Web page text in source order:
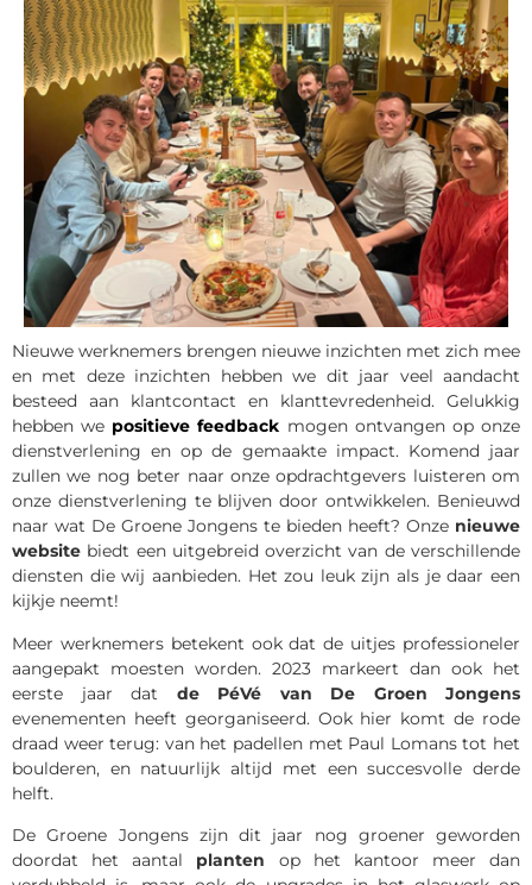
Nieuwe werknemers brengen nieuwe inzichten met zich mee
en met deze inzichten hebben we dit jaar veel aandacht
besteed aan klantcontact en klanttevredenheid. Gelukkig
hebben we positieve feedback mogen ontvangen op onze
dienstverlening en op de gemaakte impact. Komend jaar
zullen we nog beter naar onze opdrachtgevers luisteren om
onze dienstverlening te blijven door ontwikkelen. Benieuwd
naar wat De Groene Jongens te bieden heeft? Onze nieuwe
website biedt een uitgebreid overzicht van de verschillende
diensten die wij aanbieden. Het zou leuk zijn als je daar een
kijkje neemt!
Meer werknemers betekent ook dat de uitjes professioneler
aangepakt moesten worden. 2023 markeert dan ook het
eerste jaar dat de PéVé van De Groen Jongens
evenementen heeft georganiseerd. Ook hier komt de rode
draad weer terug: van het padellen met Paul Lomans tot het
boulderen, en natuurlijk altijd met een succesvolle derde
helft.
De Groene Jongens zijn dit jaar nog groener geworden
doordat het aantal planten op het kantoor meer dan